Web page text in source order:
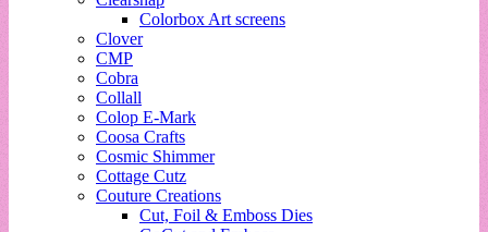
Colorbox Art screens
Clover
CMP
Cobra
Collall
Colop E-Mark
Coosa Crafts
Cosmic Shimmer
Cottage Cutz
Couture Creations
Cut, Foil & Emboss Dies